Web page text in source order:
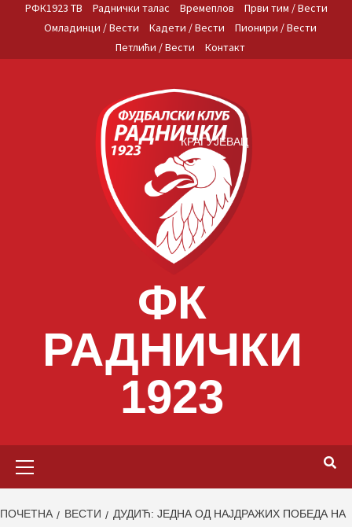
РФК1923 ТВ Раднички талас Времеплов
Први тим / Вести
Омладинци / Вести
Кадети / Вести
Пионири / Вести
Петлићи / Вести
Контакт
ФК
РАДНИЧКИ
1923
КРАГУЈЕВАЦ
ПОЧЕТНА ВЕСТИ
ДУДИЋ: ЈЕДНА ОД НАЈДРАЖИХ ПОБЕДА НА